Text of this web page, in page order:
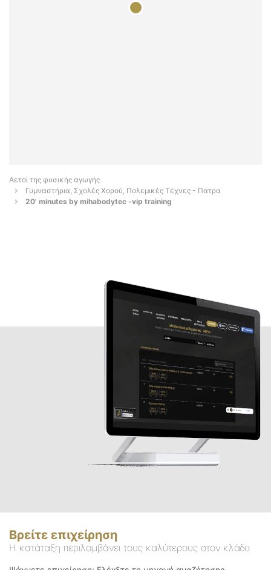
Αετοί της φυσικής αγωγής
Γυμναστήρια, Σχολές Χορού, Πολεμικές Τέχνες - Πατρα
20' minutes by mihabodytec -vip training
Βρείτε επιχείρηση
Η κατάταξη περιλαμβάνει τους καλύτερους στον κλάδο